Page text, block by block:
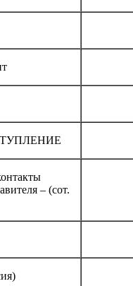
– (сот.